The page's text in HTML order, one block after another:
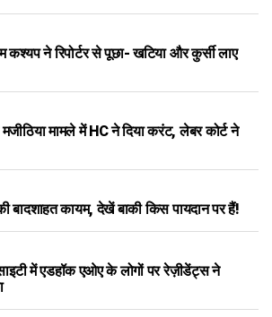
ने रिपोर्टर से पूछा- खटिया और कुर्सी लाए
मामले में HC ने दिया करंट, लेबर कोर्ट ने
कायम, देखें बाकी किस पायदान पर हैं!
में एडहॉक एओए के लोगों पर रेज़ीडेंट्स ने